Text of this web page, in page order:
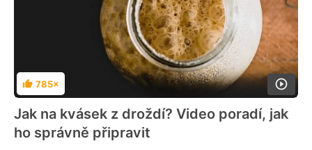
Hodnocení
785×
Jak na kvásek z droždí? Video poradí, jak
ho správně připravit